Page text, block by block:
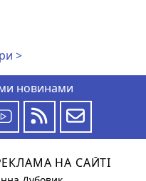
>
новинами
НА САЙТІ